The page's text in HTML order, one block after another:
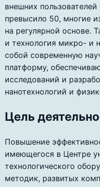
внешних
превысило 50, многие
на регулярной основе.
и технология микро- и
собой современную
платформу,
исследований и
нанотехнологий и
Цель
Повышение
имеющегося в Центре
технологического
методик, развитых